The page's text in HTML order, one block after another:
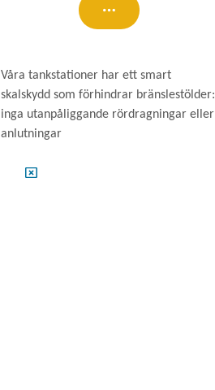
Våra tankstationer har ett smart
skalskydd som förhindrar bränslestölder:
inga utanpåliggande rördragningar eller
anlutningar